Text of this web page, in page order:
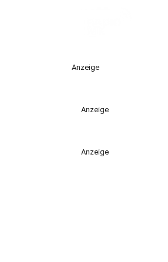
Anzeige
Anzeige
Anzeige